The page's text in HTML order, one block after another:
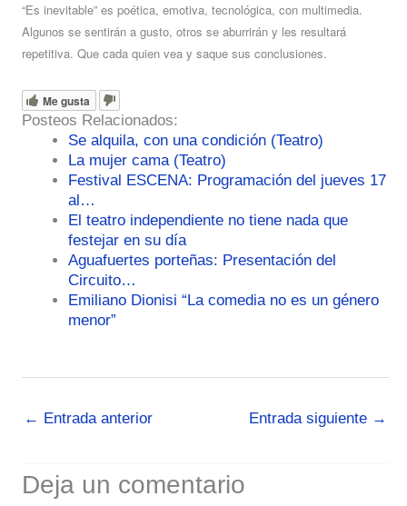
“Es inevitable” es poética, emotiva, tecnológica, con multimedia.
Algunos se sentirán a gusto, otros se aburrirán y les resultará
repetitiva. Que cada quien vea y saque sus conclusiones.
Me gusta
Posteos Relacionados:
Se alquila, con una condición (Teatro)
La mujer cama (Teatro)
Festival ESCENA: Programación del jueves 17
al…
El teatro independiente no tiene nada que
festejar en su día
Aguafuertes porteñas: Presentación del
Circuito…
Emiliano Dionisi “La comedia no es un género
menor”
← Entrada anterior Entrada siguiente →
Deja un comentario